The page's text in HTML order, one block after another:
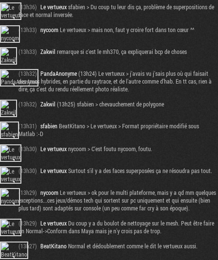
(13h36) Le vertueuxsfabien > Du coup tu leur dis ça, problème de superpositions de
face et normal inversée.
(13h33) nycoomLe vertueux > mais non, faut y croire fort dans ton cœur ^^
(13h33) Zakwil remarque si c'est le mh370, ça expliquerai bcp de choses
(13h32) PandaAnonyme(13h24) Le vertueux > j'avais vu j'sais plus où qui faisait
des trucs hybrides, en partie du raytrace, et de l'autre comme d'hab. En tt cas, rien à
dire, ça c'est du rendu réellement photo réaliste.
(13h32) Zakwil (13h25) sfabien > chevauchement de polygone
(13h31) sfabienBeatKitano > Le vertueux > Format propriétaire modifié sous
Matlab :-D
(13h30) Le vertueuxnycoom > C'est foutu nycoom, foutu.
(13h30) Le vertueuxSurtout s'il y a des faces superposées ça ne résoudra pas tout.
(13h29) nycoomLe vertueux > ok pour le multi plateforme, mais y a qd mm quelques
exceptions...ces jeux/démos tech qui sortent sur pc uniquement et qui ensuite (bien
plus tard) sont adaptés sur console (un peu comme far cry à son époque).
(13h29) Le vertueuxDu coup y a du boulot de nettoyage sur le mesh. Peut être faire
un Normal->Conform dans Maya mais je n'y crois pas de trop.
(13h27) BeatKitanoNormal et dédoublement comme le dit le vertueux aussi.